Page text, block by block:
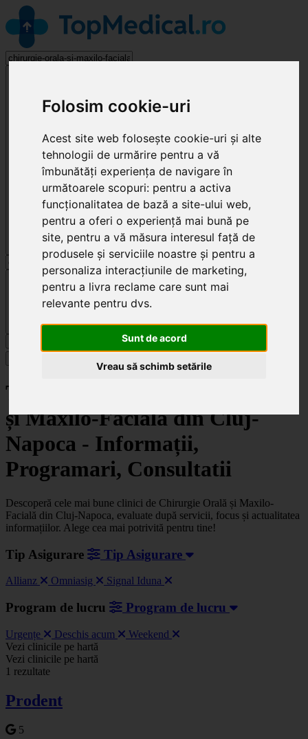
Folosim cookie-uri
Acest site web folosește cookie-uri și alte
tehnologii de urmărire pentru a vă
îmbunătăți experiența de navigare în
următoarele scopuri: pentru a activa
funcționalitatea de bază a site-ului web,
pentru a oferi o experiență mai bună pe
site, pentru a vă măsura interesul față de
produsele și serviciile noastre și pentru a
personaliza interacțiunile de marketing,
pentru a livra reclame care sunt mai
relevante pentru dvs.
Sunt de acord
Vreau să schimb setările
Cluj-Napoca
Top clinici de Chirurgie Orală
și Maxilo-Facială din Cluj-
Napoca - Informații,
Programari, Consultatii
Descoperă cele mai bune clinici de Chirurgie Orală și Maxilo-
Facială din Cluj-Napoca, evaluate după servicii, focus și actualitatea
informațiilor. Alege cea mai potrivită pentru tine!
Tip Asigurare Tip Asigurare
Allianz Omniasig Signal Iduna
Program de lucru Program de lucru
Urgențe Deschis acum Weekend
+
−
Vezi clinicile pe hartă
Vezi clinicile pe hartă
1 rezultate
Prodent
5